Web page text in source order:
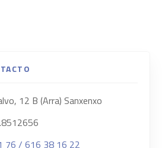
12 B (Arra) Sanxenxo
76 / 616 38 16 22